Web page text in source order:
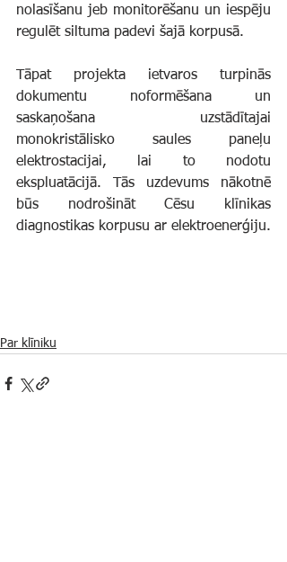
nolasīšanu jeb monitorēšanu un iespēju
regulēt siltuma padevi šajā korpusā.
Tāpat projekta ietvaros turpinās
dokumentu noformēšana un
saskaņošana uzstādītajai
monokristālisko saules paneļu
elektrostacijai, lai to nodotu
ekspluatācijā. Tās uzdevums nākotnē
būs nodrošināt Cēsu klīnikas
diagnostikas korpusu ar elektroenerģiju.
Par klīniku